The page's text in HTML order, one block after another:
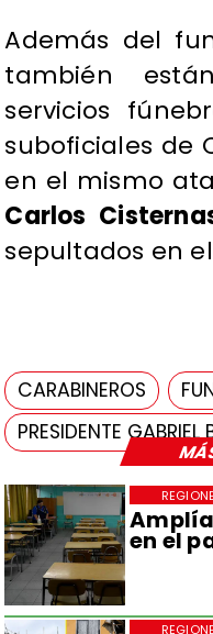
en el
Además del
también
servicios
suboficiales de
en el mismo
Carlos
sepultados en
CARABINEROS
PRESIDENTE GABRIEL